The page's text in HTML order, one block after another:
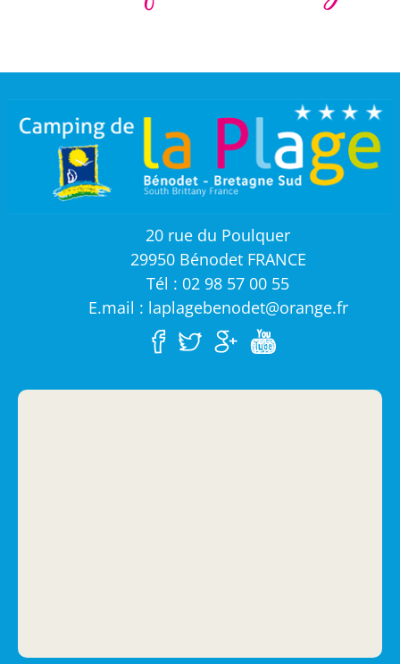
20 rue du Poulquer
29950 Bénodet FRANCE
Tél : 02 98 57 00 55
E.mail : laplagebenodet@orange.fr